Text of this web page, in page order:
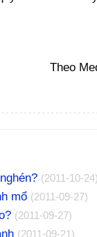
Theo
(2011-10-
mổ (2011-09-27)
(2011-09-27)
(2011-09-21)